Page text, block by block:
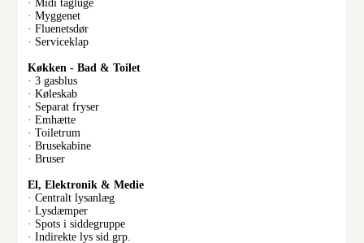
· Midi tagluge
· Myggenet
· Fluenetsdør
· Serviceklap
Køkken - Bad & Toilet
· 3 gasblus
· Køleskab
· Separat fryser
· Emhætte
· Toiletrum
· Brusekabine
· Bruser
El, Elektronik & Medie
· Centralt lysanlæg
· Lysdæmper
· Spots i siddegruppe
· Indirekte lys sid.grp.